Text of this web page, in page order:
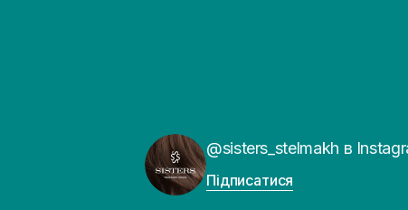
@sisters_stelmakh в
Підписатися